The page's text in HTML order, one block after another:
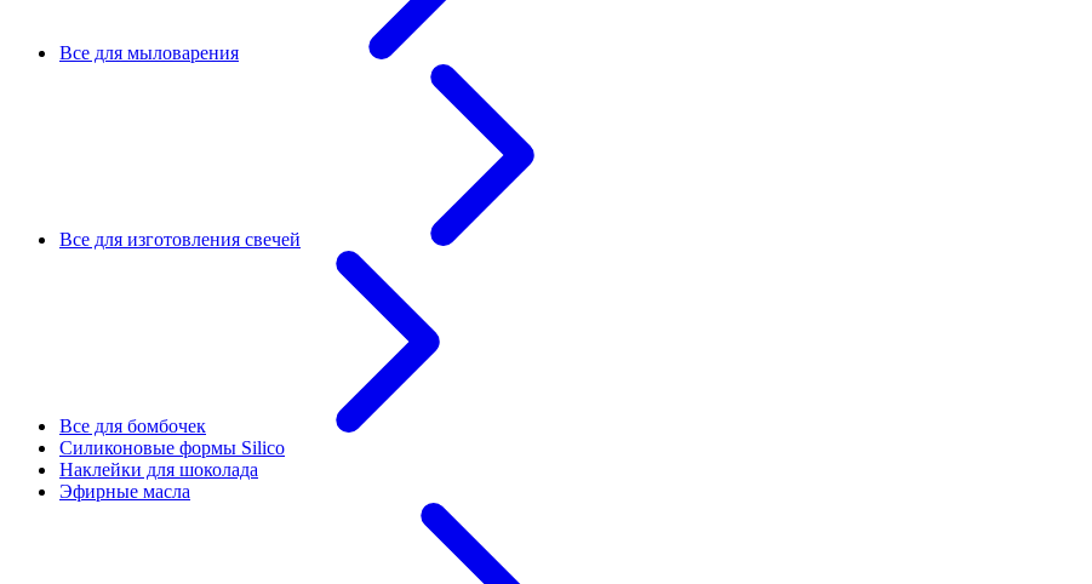
Все для мыловарения
Все для изготовления свечей
Все для бомбочек
Силиконовые формы Silico
Наклейки для шоколада
Эфирные масла